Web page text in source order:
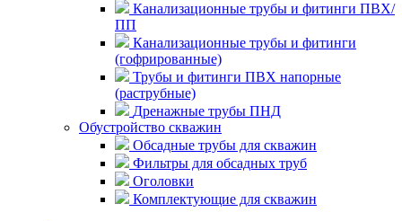
Канализационные трубы и фитинги ПВХ/
ПП
Канализационные трубы и фитинги
(гофрированные)
Трубы и фитинги ПВХ напорные
(раструбные)
Дренажные трубы ПНД
Обустройство скважин
Обсадные трубы для скважин
Фильтры для обсадных труб
Оголовки
Комплектующие для скважин